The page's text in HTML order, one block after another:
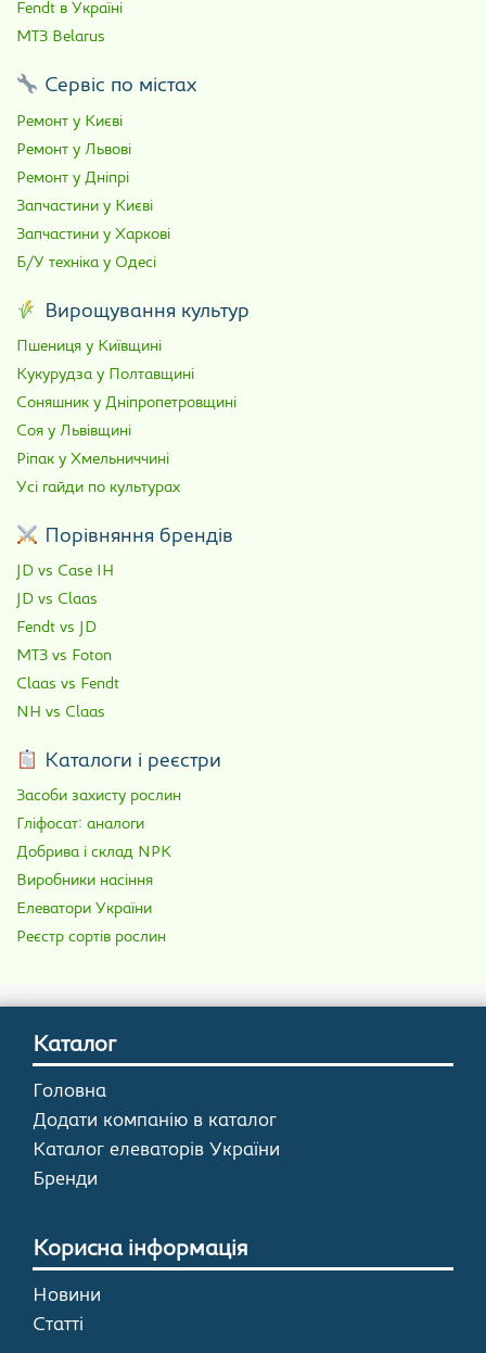
Fendt в Україні
МТЗ Belarus
Сервіс по містах
Ремонт у Києві
Ремонт у Львові
Ремонт у Дніпрі
Запчастини у Києві
Запчастини у Харкові
Б/У техніка у Одесі
Вирощування культур
Пшениця у Київщині
Кукурудза у Полтавщині
Соняшник у Дніпропетровщині
Соя у Львівщині
Ріпак у Хмельниччині
Усі гайди по культурах
Порівняння брендів
JD vs Case IH
JD vs Claas
Fendt vs JD
МТЗ vs Foton
Claas vs Fendt
NH vs Claas
Каталоги і реєстри
Засоби захисту рослин
Гліфосат: аналоги
Добрива і склад NPK
Виробники насіння
Елеватори України
Реєстр сортів рослин
Каталог
Головна
Додати компанію в каталог
Каталог елеваторів України
Бренди
Корисна інформація
Новини
Статті